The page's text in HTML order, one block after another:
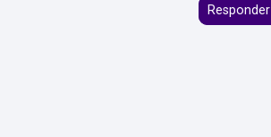
Responder